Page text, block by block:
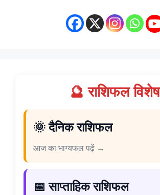
🔮 राशिफल विशेष
🌞 दैनिक राशिफल
आज का भाग्यफल पढ़ें →
📅 साप्ताहिक राशिफल